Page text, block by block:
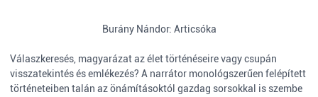
Burány Nándor: Articsóka
Válaszkeresés, magyarázat az élet történéseire vagy csupán
visszatekintés és emlékezés? A narrátor monológszerűen felépített
történeteiben talán az önámításoktól gazdag sorsokkal is szembe